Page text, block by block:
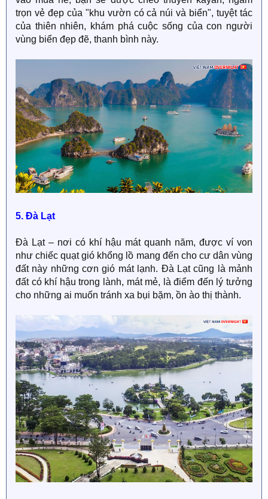
trọn vẻ đẹp của "khu vườn có cả núi và biển", tuyệt tác
của thiên nhiên, khám phá cuộc sống của con người
vùng biển đẹp đẽ, thanh bình này.
5. Đà Lạt
Đà Lạt – nơi có khí hậu mát quanh năm, được ví von
như chiếc quạt gió khổng lồ mang đến cho cư dân vùng
đất này những cơn gió mát lạnh. Đà Lạt cũng là mảnh
đất có khí hậu trong lành, mát mẻ, là điểm đến lý tưởng
cho những ai muốn tránh xa bụi bặm, ồn ào thị thành.